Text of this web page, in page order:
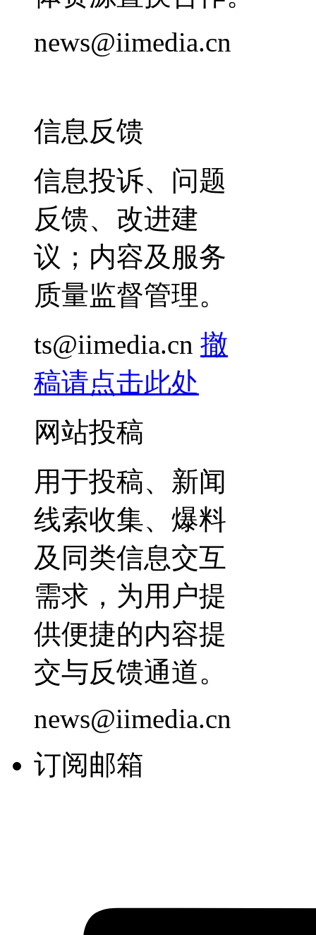
news@iimedia.cn
信息反馈
信息投诉、问题
反馈、改进建
议；内容及服务
质量监督管理。
ts@iimedia.cn 撤
稿请点击此处
网站投稿
用于投稿、新闻
线索收集、爆料
及同类信息交互
需求，为用户提
供便捷的内容提
交与反馈通道。
news@iimedia.cn
订阅邮箱